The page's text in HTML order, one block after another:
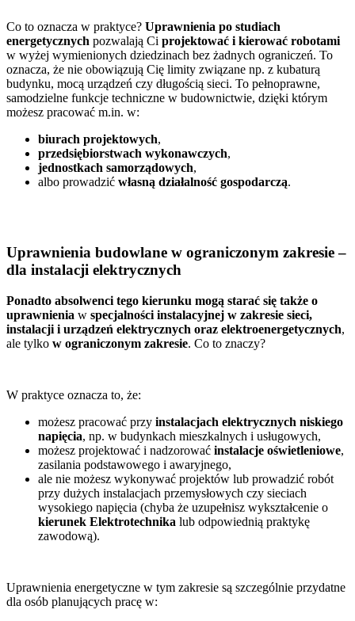
Co to oznacza w praktyce? Uprawnienia po studiach
energetycznych pozwalają Ci projektować i kierować robotami
w wyżej wymienionych dziedzinach bez żadnych ograniczeń. To
oznacza, że nie obowiązują Cię limity związane np. z kubaturą
budynku, mocą urządzeń czy długością sieci. To pełnoprawne,
samodzielne funkcje techniczne w budownictwie, dzięki którym
możesz pracować m.in. w:
biurach projektowych,
przedsiębiorstwach wykonawczych,
jednostkach samorządowych,
albo prowadzić własną działalność gospodarczą.
Uprawnienia budowlane w ograniczonym zakresie –
dla instalacji elektrycznych
Ponadto absolwenci tego kierunku mogą starać się także o
uprawnienia w specjalności instalacyjnej w zakresie sieci,
instalacji i urządzeń elektrycznych oraz elektroenergetycznych,
ale tylko w ograniczonym zakresie. Co to znaczy?
W praktyce oznacza to, że:
możesz pracować przy instalacjach elektrycznych niskiego
napięcia, np. w budynkach mieszkalnych i usługowych,
możesz projektować i nadzorować instalacje oświetleniowe,
zasilania podstawowego i awaryjnego,
ale nie możesz wykonywać projektów lub prowadzić robót
przy dużych instalacjach przemysłowych czy sieciach
wysokiego napięcia (chyba że uzupełnisz wykształcenie o
kierunek Elektrotechnika lub odpowiednią praktykę
zawodową).
Uprawnienia energetyczne w tym zakresie są szczególnie przydatne
dla osób planujących pracę w: